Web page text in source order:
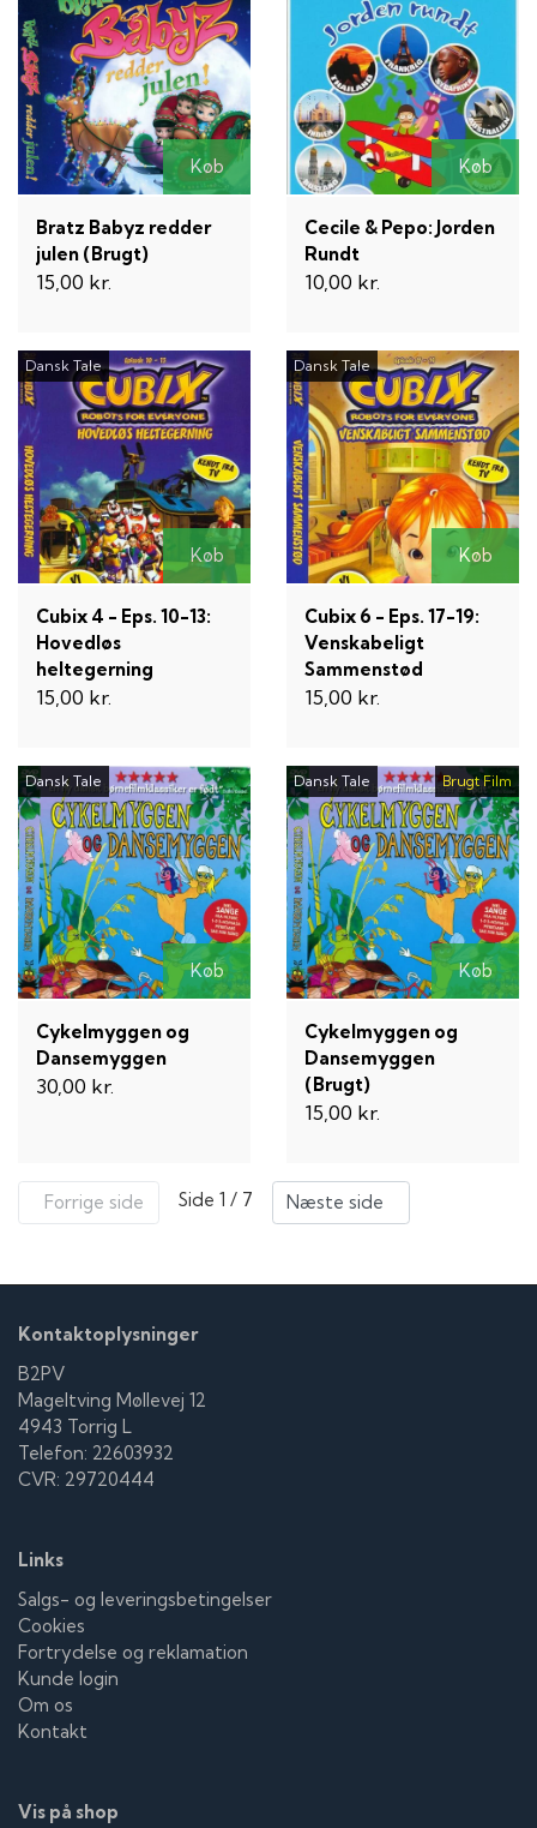
Køb
Bratz Babyz redder
julen (Brugt)
15,00 kr.
Køb
Cecile & Pepo: Jorden
Rundt
10,00 kr.
Dansk Tale
Køb
Cubix 4 - Eps. 10-13:
Hovedløs
heltegerning
15,00 kr.
Dansk Tale
Køb
Cubix 6 - Eps. 17-19:
Venskabeligt
Sammenstød
15,00 kr.
Dansk Tale
Køb
Cykelmyggen og
Dansemyggen
30,00 kr.
Dansk Tale Brugt Film
Køb
Cykelmyggen og
Dansemyggen
(Brugt)
15,00 kr.
Forrige side Side 1 / 7 Næste side
Kontaktoplysninger
B2PV
Mageltving Møllevej 12
4943 Torrig L
Telefon: 22603932
CVR: 29720444
Links
Salgs- og leveringsbetingelser
Cookies
Fortrydelse og reklamation
Kunde login
Om os
Kontakt
Vis på shop